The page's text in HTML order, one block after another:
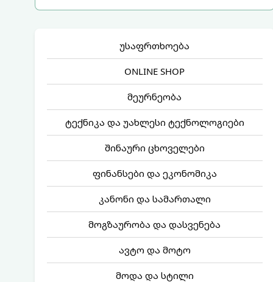
უსაფრთხოება
ONLINE SHOP
მეურნეობა
ტექნიკა და უახლესი ტექნოლოგიები
შინაური ცხოველები
ფინანსები და ეკონომიკა
კანონი და სამართალი
მოგზაურობა და დასვენება
ავტო და მოტო
მოდა და სტილი